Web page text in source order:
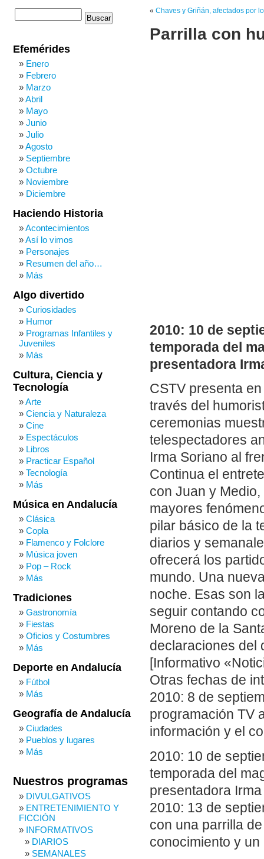
« Chaves y Griñán, afectados por
Parrilla con
2010: 10 de
temporada del
presentadora
CSTV presenta
través del
ceremonias
telespectadores
Irma Soriano al
Continua el
con Juan y
mayores
pilar básico de la
diarios y
ofrecerá los
mundo. Una
noche. Esas son
seguir contando
Moreno de la
declaraciones del
[Informativo
Otras fechas de
2010: 8 de
programación TV
información y el
2010: 10 de
temporada del
presentadora
2010: 13 de
con una parrilla
conocimiento y
Efemérides
Enero
Febrero
Marzo
Abril
Mayo
Junio
Julio
Agosto
Septiembre
Octubre
Noviembre
Diciembre
Haciendo Historia
Acontecimientos
Así lo vimos
Personajes
Resumen del año…
Más
Algo divertido
Curiosidades
Humor
Programas Infantiles y
Juveniles
Más
Cultura, Ciencia y
Tecnología
Arte
Ciencia y Naturaleza
Cine
Espectáculos
Libros
Practicar Español
Tecnología
Más
Música en Andalucía
Clásica
Copla
Flamenco y Folclore
Música joven
Pop – Rock
Más
Tradiciones
Gastronomía
Fiestas
Oficios y Costumbres
Más
Deporte en Andalucía
Fútbol
Más
Geografía de Andalucía
Ciudades
Pueblos y lugares
Más
Nuestros programas
DIVULGATIVOS
ENTRETENIMIENTO Y
FICCIÓN
INFORMATIVOS
DIARIOS
SEMANALES